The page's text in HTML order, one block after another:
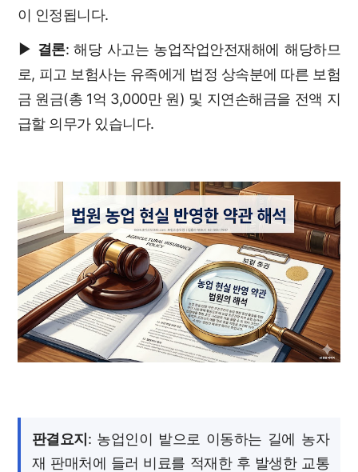
이 인정됩니다.
▶ 결론: 해당 사고는 농업작업안전재해에 해당하므
로, 피고 보험사는 유족에게 법정 상속분에 따른 보험
금 원금(총 1억 3,000만 원) 및 지연손해금을 전액 지
급할 의무가 있습니다.
판결요지 : 농업인이 밭으로 이동하는 길에 농자
재 판매처에 들러 비료를 적재한 후 발생한 교통